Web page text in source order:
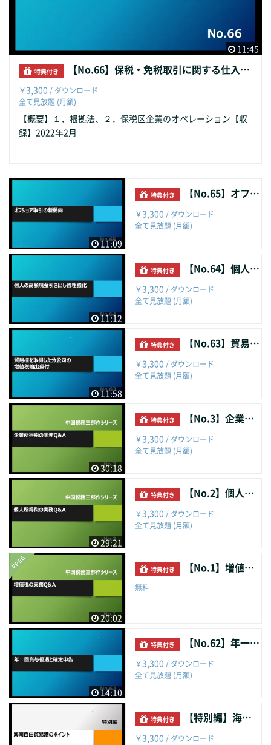
11:45
特典付き 【No.66】保税・免税取引に関する仕入増値税
￥3,300 / ダウンロード
全て見放題 (月額)
【概要】１．根拠法、２．保税区企業のオペレーション【収
録】2022年2月
11:09
特典付き 【No.65】オフショア取引の新動向
￥3,300 / ダウンロード
全て見放題 (月額)
11:12
特典付き 【No.64】個人の高額現金引き出し管理強化
￥3,300 / ダウンロード
全て見放題 (月額)
11:58
特典付き 【No.63】貿易権を取得した分公司の増値税輸出還付
￥3,300 / ダウンロード
全て見放題 (月額)
30:18
特典付き 【No.3】企業所得税の実務Q&A
￥3,300 / ダウンロード
全て見放題 (月額)
29:21
特典付き 【No.2】個人所得税の実務Q&A
￥3,300 / ダウンロード
全て見放題 (月額)
20:02
特典付き 【No.1】増値税の実務Q&A
無料
14:10
特典付き 【No.62】年一回賞与優遇と確定申告
￥3,300 / ダウンロード
全て見放題 (月額)
特典付き 【特別編】海南自由貿易港のポイント
￥3,300 / ダウンロード